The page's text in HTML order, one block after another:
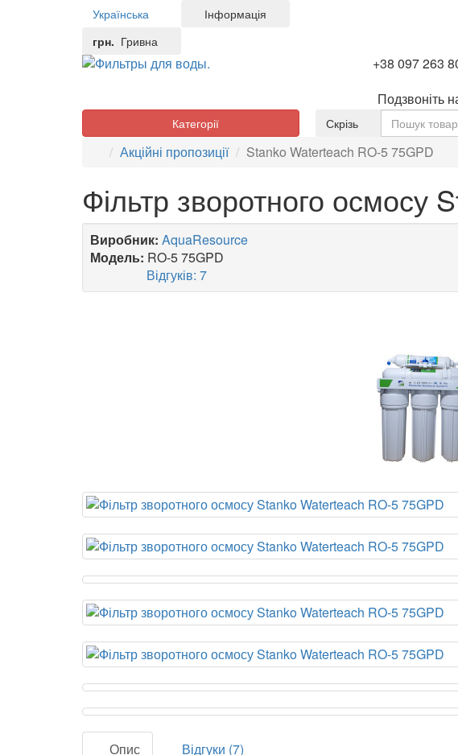
Українська
грн. Гривна
Інформація
+38 097 263
Подзвоніть
Скрізь
Категорії
Акційні пропозиції Stanko Waterteach RO-5 75GPD
Фільтр зворотного осмосу
Виробник: AquaResource
Модель: RO-5 75GPD
Відгуків: 7